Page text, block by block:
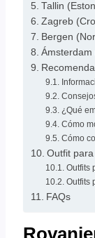
Tallin
Zagreb
Bergen
Ámsterdam
¿Qué
Cómo
Cómo
Outfit
Outfits
Outfits
FAQs